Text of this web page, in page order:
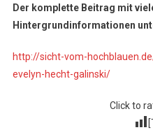
Der komplette Beitrag mit
Hintergrundinformationen
http://sicht-vom-
evelyn-hecht-galinski/
Click to